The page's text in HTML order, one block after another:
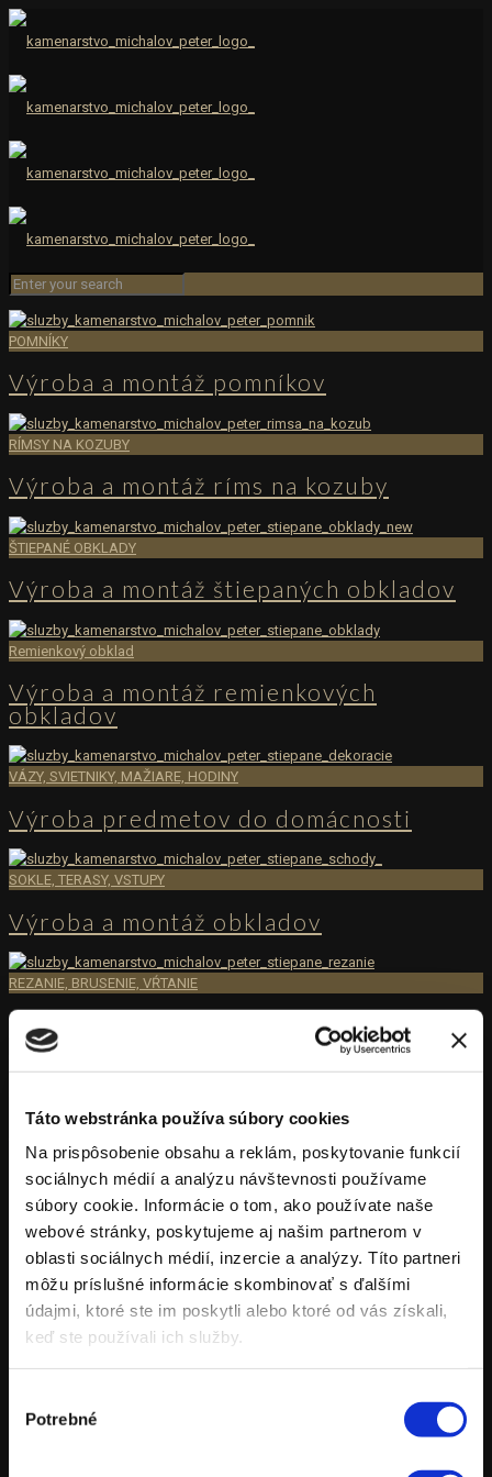
Táto webstránka používa súbory cookies
Na prispôsobenie obsahu a reklám, poskytovanie funkcií
sociálnych médií a analýzu návštevnosti používame
súbory cookie. Informácie o tom, ako používate naše
webové stránky, poskytujeme aj našim partnerom v
oblasti sociálnych médií, inzercie a analýzy. Títo partneri
môžu príslušné informácie skombinovať s ďalšími
údajmi, ktoré ste im poskytli alebo ktoré od vás získali,
keď ste používali ich služby.
súhlasu
Potrebné
POMNÍKY
Výroba a montáž pomníkov
RÍMSY NA KOZUBY
Výroba a montáž ríms na kozuby
ŠTIEPANÉ OBKLADY
Výroba a montáž štiepaných obkladov
Remienkový obklad
Výroba a montáž remienkových
obkladov
VÁZY, SVIETNIKY, MAŽIARE, HODINY
Výroba predmetov do domácnosti
SOKLE, TERASY, VSTUPY
Výroba a montáž obkladov
REZANIE, BRUSENIE, VŔTANIE
Opracovanie mramoru
Nápisných doskách pomníkov
PRÍRODNÝ MRAMOR ...
• Pre svoju prirodzenú výnimočnosť a nenahraditeľnosť je stále